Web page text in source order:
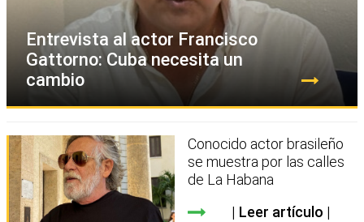
Entrevista al actor Francisco
Gattorno: Cuba necesita un
cambio
Conocido actor brasileño
se muestra por las calles
de La Habana
Leer artículo